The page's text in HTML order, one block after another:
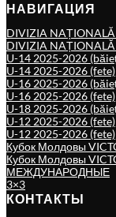
НАВИГАЦИЯ
DIVIZIA
DIVIZIA
U-14 2025-2026
U-14 2025-2026 (fete)
U-16 2025-2026
U-16 2025-2026 (fete)
U-18 2025-2026
U-12 2025-2026 (fete)
U-12 2025-2026 (fete)
Кубок Молдовы
Кубок Молдовы
МЕЖДУНАРОДНЫЕ
3×3
КОНТАКТЫ